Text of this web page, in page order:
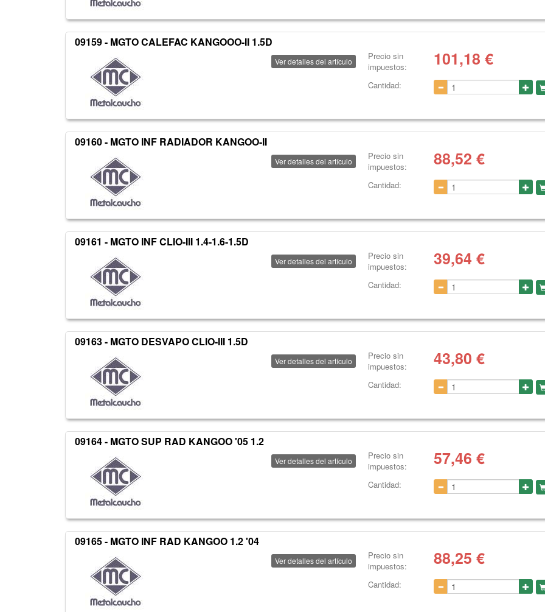
09159 - MGTO CALEFAC KANGOOO-II 1.5D
Ver detalles del artículo
Precio sin
impuestos:
101,18 €
Cantidad:
09160 - MGTO INF RADIADOR KANGOO-II
Ver detalles del artículo
Precio sin
impuestos:
88,52 €
Cantidad:
09161 - MGTO INF CLIO-III 1.4-1.6-1.5D
Ver detalles del artículo
Precio sin
impuestos:
39,64 €
Cantidad:
09163 - MGTO DESVAPO CLIO-III 1.5D
Ver detalles del artículo
Precio sin
impuestos:
43,80 €
Cantidad:
09164 - MGTO SUP RAD KANGOO '05 1.2
Ver detalles del artículo
Precio sin
impuestos:
57,46 €
Cantidad:
09165 - MGTO INF RAD KANGOO 1.2 '04
Ver detalles del artículo
Precio sin
impuestos:
88,25 €
Cantidad: